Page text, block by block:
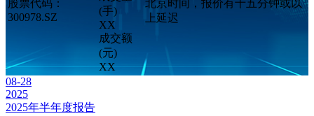
股票代码：
300978.SZ
(手)
XX
成交额
(元)
XX
北京时间，报价有十五分钟或以
上延迟
08-28
2025
2025年半年度报告